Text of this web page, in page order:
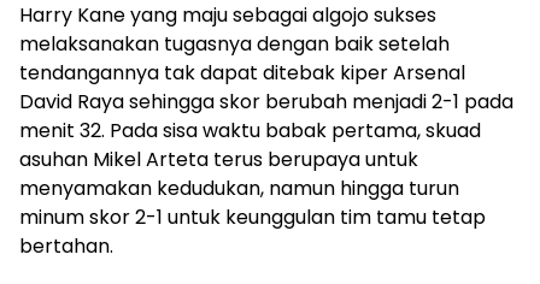
Harry Kane yang maju sebagai algojo sukses
melaksanakan tugasnya dengan baik setelah
tendangannya tak dapat ditebak kiper Arsenal
David Raya sehingga skor berubah menjadi 2-1 pada
menit 32. Pada sisa waktu babak pertama, skuad
asuhan Mikel Arteta terus berupaya untuk
menyamakan kedudukan, namun hingga turun
minum skor 2-1 untuk keunggulan tim tamu tetap
bertahan.